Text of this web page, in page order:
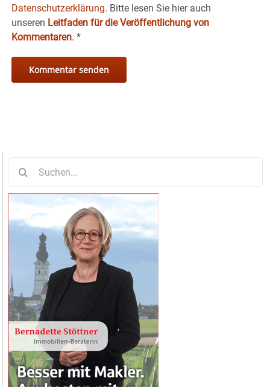
Datenschutzerklärung. Bitte lesen Sie hier auch
unseren Leitfaden für die Veröffentlichung von
Kommentaren. *
nach: